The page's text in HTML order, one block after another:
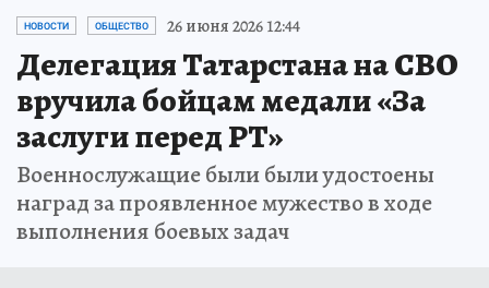
НОВОСТИ ОБЩЕСТВО 26 июня 2026 12:44
Делегация Татарстана на СВО
вручила бойцам медали «За
заслуги перед РТ»
Военнослужащие были были удостоены
наград за проявленное мужество в ходе
выполнения боевых задач